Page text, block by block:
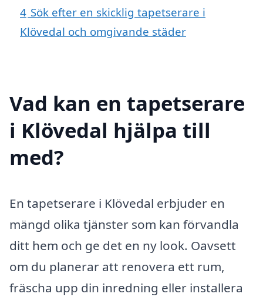
4 Sök efter en skicklig tapetserare i
Klövedal och omgivande städer
Vad kan en tapetserare
i Klövedal hjälpa till
med?
En tapetserare i Klövedal erbjuder en
mängd olika tjänster som kan förvandla
ditt hem och ge det en ny look. Oavsett
om du planerar att renovera ett rum,
fräscha upp din inredning eller installera